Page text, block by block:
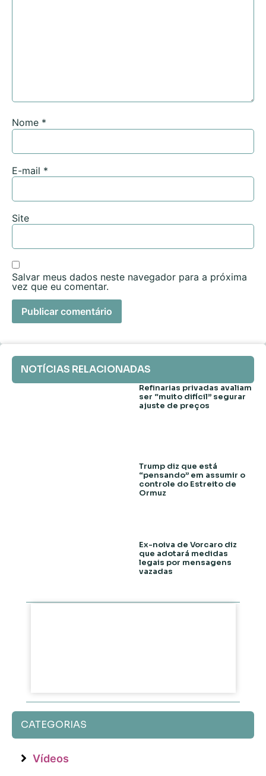
Nome *
E-mail *
Site
Salvar meus dados neste navegador para a próxima
vez que eu comentar.
NOTÍCIAS RELACIONADAS
Refinarias privadas avaliam
ser “muito difícil” segurar
ajuste de preços
Trump diz que está
“pensando” em assumir o
controle do Estreito de
Ormuz
Ex-noiva de Vorcaro diz
que adotará medidas
legais por mensagens
vazadas
CATEGORIAS
Vídeos